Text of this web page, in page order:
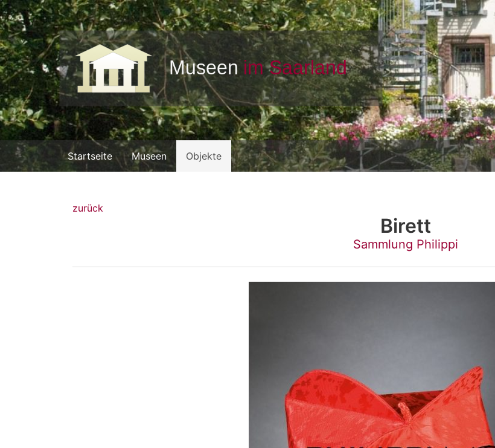
Startseite Museen Objekte
zurück
Birett
Sammlung Philippi